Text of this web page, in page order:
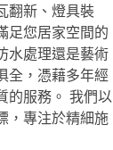
翻新、燈具裝
足您居家空間的
水處理還是藝術
全，憑藉多年經
。 我們以
，專注於精細施